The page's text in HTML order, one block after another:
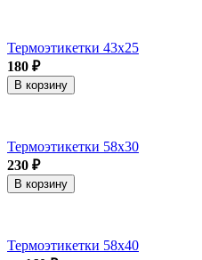
Термоэтикетки 43х25
180 ₽
В корзину
Термоэтикетки 58х30
230 ₽
В корзину
Термоэтикетки 58х40